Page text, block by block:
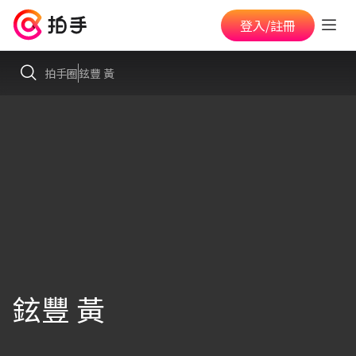
登入/註冊
拍手圈鉉豐 黃
鉉豐 黃